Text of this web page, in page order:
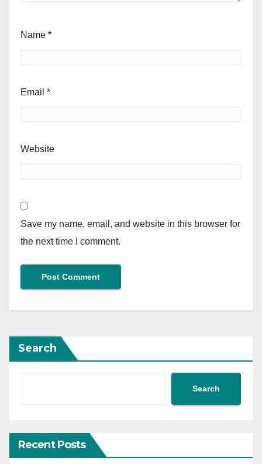
Name *
Email *
Website
Save my name, email, and website in this browser for
the next time I comment.
Search
Search
Recent Posts